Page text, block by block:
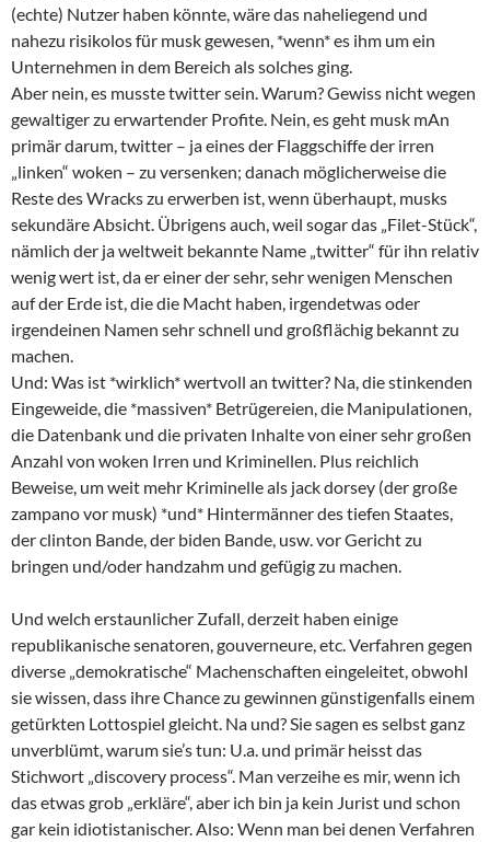
(echte) Nutzer haben könnte, wäre das naheliegend und
nahezu risikolos für musk gewesen, *wenn* es ihm um ein
Unternehmen in dem Bereich als solches ging.
Aber nein, es musste twitter sein. Warum? Gewiss nicht wegen
gewaltiger zu erwartender Profite. Nein, es geht musk mAn
primär darum, twitter – ja eines der Flaggschiffe der irren
„linken“ woken – zu versenken; danach möglicherweise die
Reste des Wracks zu erwerben ist, wenn überhaupt, musks
sekundäre Absicht. Übrigens auch, weil sogar das „Filet-Stück“,
nämlich der ja weltweit bekannte Name „twitter“ für ihn relativ
wenig wert ist, da er einer der sehr, sehr wenigen Menschen
auf der Erde ist, die die Macht haben, irgendetwas oder
irgendeinen Namen sehr schnell und großflächig bekannt zu
machen.
Und: Was ist *wirklich* wertvoll an twitter? Na, die stinkenden
Eingeweide, die *massiven* Betrügereien, die Manipulationen,
die Datenbank und die privaten Inhalte von einer sehr großen
Anzahl von woken Irren und Kriminellen. Plus reichlich
Beweise, um weit mehr Kriminelle als jack dorsey (der große
zampano vor musk) *und* Hintermänner des tiefen Staates,
der clinton Bande, der biden Bande, usw. vor Gericht zu
bringen und/oder handzahm und gefügig zu machen.
Und welch erstaunlicher Zufall, derzeit haben einige
republikanische senatoren, gouverneure, etc. Verfahren gegen
diverse „demokratische“ Machenschaften eingeleitet, obwohl
sie wissen, dass ihre Chance zu gewinnen günstigenfalls einem
getürkten Lottospiel gleicht. Na und? Sie sagen es selbst ganz
unverblümt, warum sie’s tun: U.a. und primär heisst das
Stichwort „discovery process“. Man verzeihe es mir, wenn ich
das etwas grob „erkläre“, aber ich bin ja kein Jurist und schon
gar kein idiotistanischer. Also: Wenn man bei denen Verfahren